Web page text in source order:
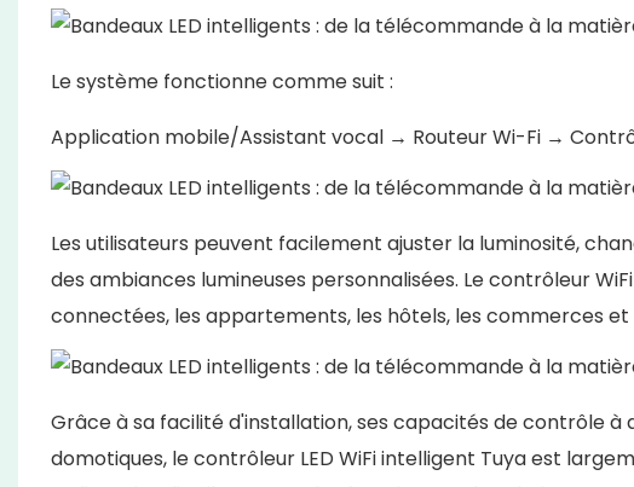
Le système fonctionne comme suit :
Application mobile/Assistant vocal → Routeur Wi-Fi →
Les utilisateurs peuvent facilement ajuster la luminosité,
des ambiances lumineuses personnalisées. Le contrôleur
connectées, les appartements, les hôtels, les commerces
Grâce à sa facilité d'installation, ses capacités de contrôle
domotiques, le contrôleur LED WiFi intelligent Tuya est